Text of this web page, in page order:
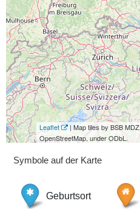
Leaflet
| Map tiles by BSB
OpenStreetMap, under ODbL.
Symbole auf der Karte
Geburtsort